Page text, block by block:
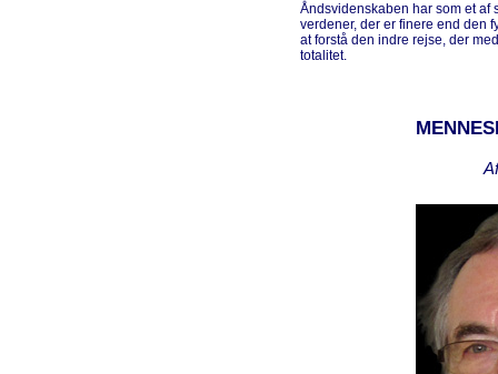
Åndsvidenskaben har som et af
verdener, der er finere end den
at forstå den indre rejse, der
totalitet.
Af